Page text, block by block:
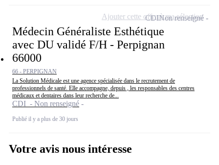
Médecin Généraliste Esthétique
avec DU validé F/H - Perpignan
66000
66 - PERPIGNAN
La Solution Médicale est une agence spécialisée dans le recrutement de
professionnels de santé. Elle accompagne, depuis , les responsables des centres
médicaux et dentaires dans leur recherche de...
CDI - Non renseigné
Publié il y a plus de 30 jours
CDINon renseigné
Ajouter cette offre à ma sélection
Votre avis nous intéresse